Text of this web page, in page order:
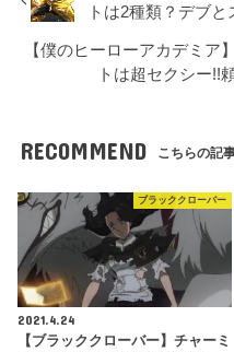
トは2種類？デブ
【僕のヒーローアカデミア
トは超セクシー!!
RECOMMEND こちらの記
ブラッククローバー
2021.4.24
【ブラッククローバー】チャーミ